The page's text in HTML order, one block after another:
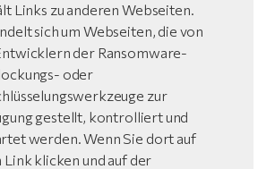
Links zu anderen Webseiten.
sich um Webseiten, die von
der Ransomware-
oder
zur
gestellt, kontrolliert und
werden. Wenn Sie dort auf
Link klicken und auf der